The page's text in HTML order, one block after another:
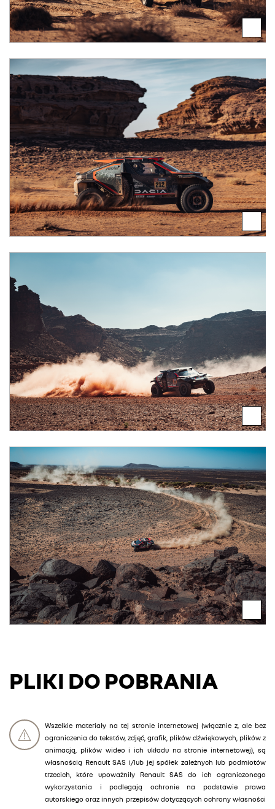
PLIKI DO POBRANIA
Wszelkie materiały na tej stronie internetowej (włącznie z, ale bez
ograniczenia do tekstów, zdjęć, grafik, plików dźwiękowych, plików z
animacją, plików wideo i ich układu na stronie internetowej), są
własnością Renault SAS i/lub jej spółek zależnych lub podmiotów
trzecich, które upoważniły Renault SAS do ich ograniczonego
wykorzystania i podlegają ochronie na podstawie prawa
autorskiego oraz innych przepisów dotyczących ochrony własności